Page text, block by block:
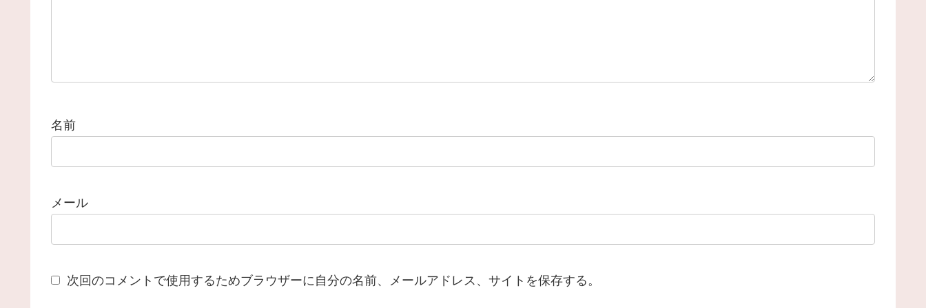
名前
メール
次回のコメントで使用するためブラウザーに自分の名前、メールアドレス、サイトを保存する。